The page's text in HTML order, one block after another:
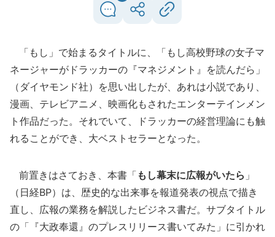
「もし」で始まるタイトルに、「もし高校野球の女子マ
ネージャーがドラッカーの『マネジメント』を読んだら」
（ダイヤモンド社）を思い出したが、あれは小説であり、
漫画、テレビアニメ、映画化もされたエンターテインメン
ト作品だった。それでいて、ドラッカーの経営理論にも触
れることができ、大ベストセラーとなった。
前置きはさておき、本書「 もし幕末に広報がいたら 」
（日経BP）は、歴史的な出来事を報道発表の視点で描き
直し、広報の業務を解説したビジネス書だ。サブタイトル
の「『大政奉還』のプレスリリース書いてみた」に引かれ